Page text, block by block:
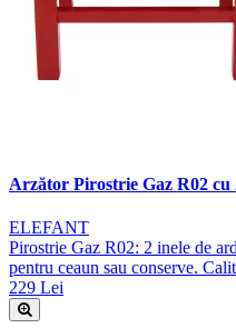
Arzător Pirostrie Gaz R02 cu
ELEFANT
Pirostrie Gaz R02: 2 inele de
pentru ceaun sau conserve.
229 Lei